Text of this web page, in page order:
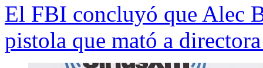
El FBI concluyó que Alec
pistola que mató a